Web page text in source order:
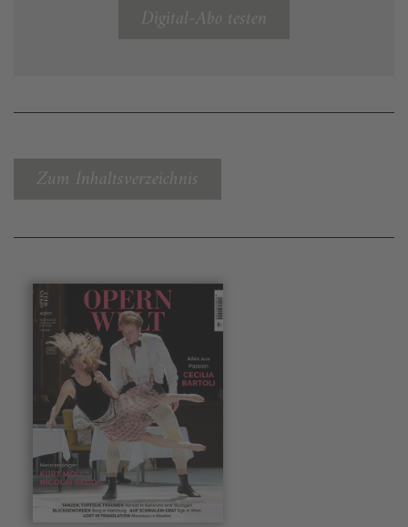
Digital-Abo testen
Zum Inhaltsverzeichnis